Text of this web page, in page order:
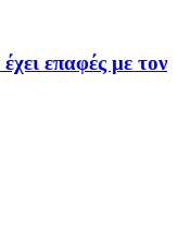
επαφές με τον